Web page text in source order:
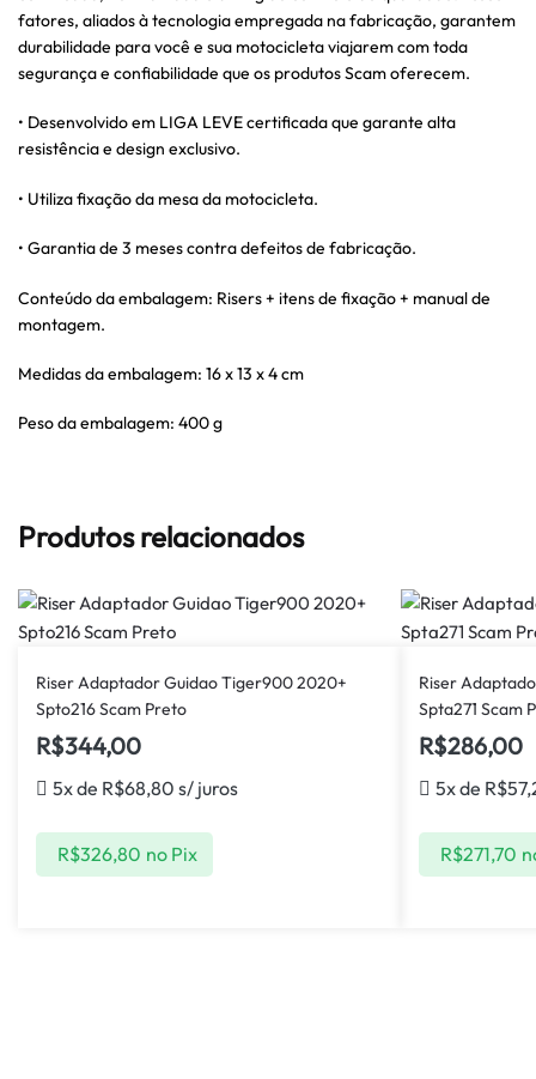
fatores, aliados à tecnologia empregada na fabricação, garantem
durabilidade para você e sua motocicleta viajarem com toda
segurança e confiabilidade que os produtos Scam oferecem.
• Desenvolvido em LIGA LEVE certificada que garante alta
resistência e design exclusivo.
• Utiliza fixação da mesa da motocicleta.
• Garantia de 3 meses contra defeitos de fabricação.
Conteúdo da embalagem: Risers + itens de fixação + manual de
montagem.
Medidas da embalagem: 16 x 13 x 4 cm
Peso da embalagem: 400 g
Produtos relacionados
Riser Adaptador Guidao Tiger900 2020+
Spto216 Scam Preto
R$344,00
5x de R$68,80 s/ juros
R$326,80 no Pix
Riser
Spta271 Scam
R$286,00
5x de R$
R$271,70